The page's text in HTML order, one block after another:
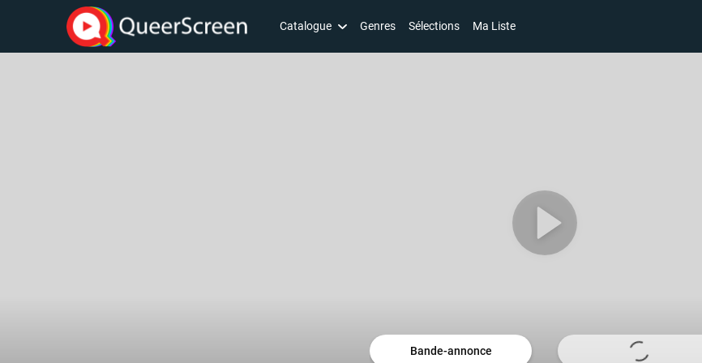
Catalogue Genres Sélections Ma Liste
Bande-annonce